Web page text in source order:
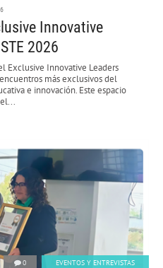
Innovative
2026
Exclusive Innovative Leaders
más exclusivos del
e innovación. Este espacio
0 EVENTOS Y ENTREVISTAS